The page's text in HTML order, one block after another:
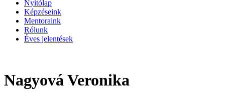
Nyitólap
Képzéseink
Mentoraink
Rólunk
Éves jelentések
Nagyová Veronika